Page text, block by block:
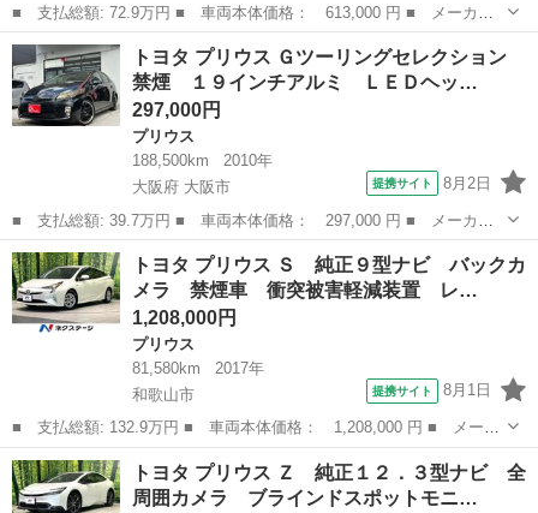
■ 支払総額: 72.9万円 ■ 車両本体価格： 613,000 円 ■ メーカー
名： トヨタ ■ 車種名： プリウス ■ グレード名： Ｓ ＨＩＤ
ヘッド スマートキー ＥＴＣ 禁煙車 オーディオ オートライ
ト オートエア...
和歌山 和歌山市 プリウス
トヨタ プリウス Ｇツーリングセレクション
禁煙 １９インチアルミ ＬＥＤヘッ…
297,000円
プリウス
188,500km
2010年
大阪府 大阪市
提携サイト 8月2日
■ 支払総額: 39.7万円 ■ 車両本体価格： 297,000 円 ■ メーカー
名： トヨタ ■ 車種名： プリウス ■ グレード名： Ｇツーリン
グセレクション 禁煙 １９インチアルミ ＬＥＤヘッドライト フ
ルセグナビ ...
大阪 大阪市 プリウス
トヨタ プリウス Ｓ 純正９型ナビ バックカ
メラ 禁煙車 衝突被害軽減装置 レ…
1,208,000円
プリウス
81,580km
2017年
和歌山市
提携サイト 8月1日
■ 支払総額: 132.9万円 ■ 車両本体価格： 1,208,000 円 ■ メーカ
ー名： トヨタ ■ 車種名： プリウス ■ グレード名： Ｓ 純正
９型ナビ バックカメラ 禁煙車 衝突被害軽減装置 レーダークル
ーズ ド...
和歌山 和歌山市 プリウス
トヨタ プリウス Ｚ 純正１２．３型ナビ 全
周囲カメラ ブラインドスポットモニ…